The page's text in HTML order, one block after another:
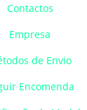
Contactos
Empresa
de Envio
Encomenda